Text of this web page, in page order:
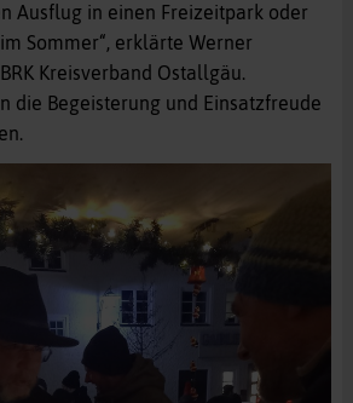
Ausflug in einen Freizeitpark oder
Sommer“, erklärte Werner
Kreisverband Ostallgäu.
die Begeisterung und Einsatzfreude